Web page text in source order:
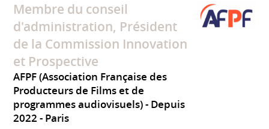
Membre du conseil
d'administration, Président
de la Commission Innovation
et Prospective
AFPF (Association Française des
Producteurs de Films et de
programmes audiovisuels)
Depuis
2022 Paris